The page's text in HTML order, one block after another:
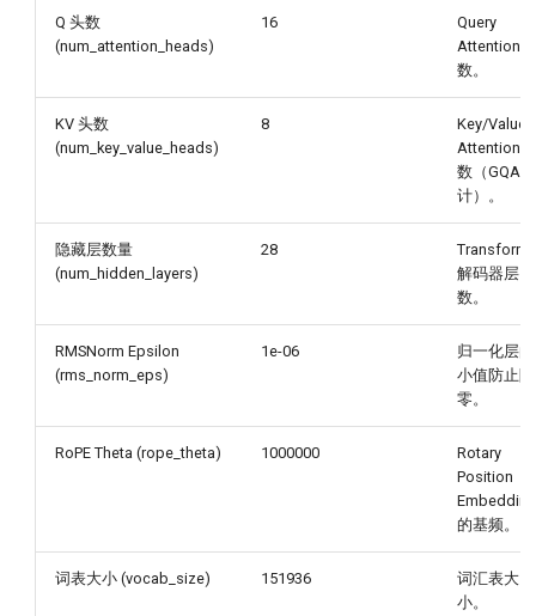
Q 头数
(num_attention_heads)
16
Query
Attention
数。
KV 头数
(num_key_value_heads)
8
Key/Value
Attention
数（GQA
计）。
隐藏层数量
(num_hidden_layers)
28
解码器层
数。
RMSNorm Epsilon
(rms_norm_eps)
1e-06
归一化层的
小值防止除
零。
RoPE Theta (rope_theta) 1000000
Rotary
Position
的基频。
词表大小 (vocab_size) 151936
词汇表大
小。